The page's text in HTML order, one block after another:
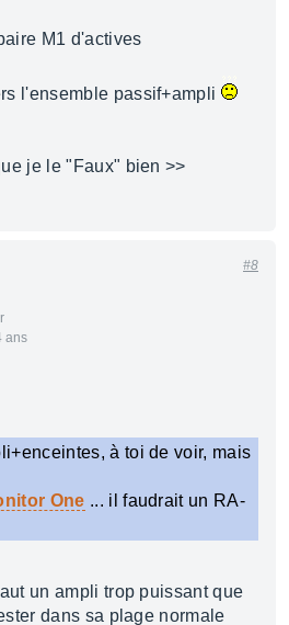
M1 d'actives
l'ensemble passif+ampli
je le "Faux" bien >>
ans
#8
à toi de voir, mais
One ... il faudrait un RA-
un ampli trop puissant que
dans sa plage normale